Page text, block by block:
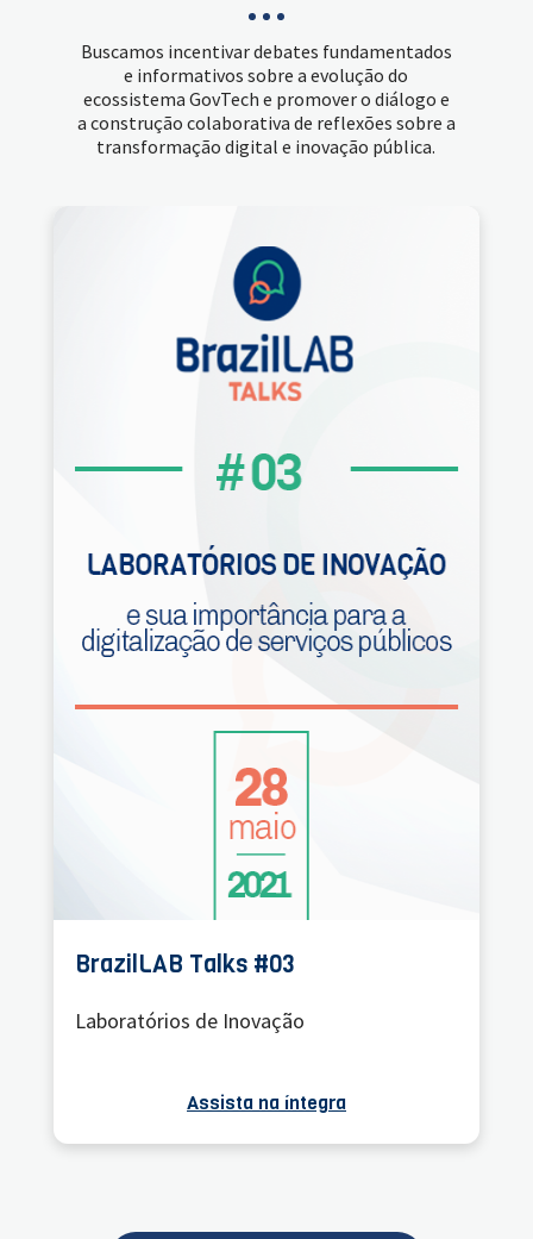
Buscamos incentivar debates fundamentados
e informativos sobre a evolução do
ecossistema GovTech e promover o diálogo e
a construção colaborativa de reflexões sobre a
transformação digital e inovação pública.
BrazilLAB Talks #03
Laboratórios de Inovação
Assista na íntegra